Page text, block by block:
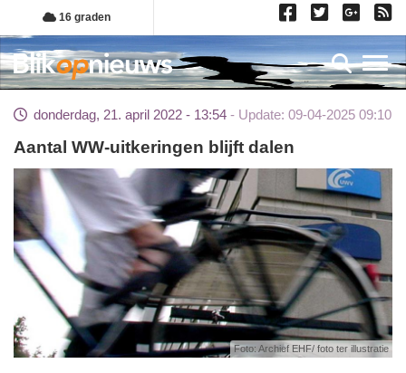
Overslaan
en
naar
de
gaan
16 graden
donderdag, 21. april 2022 - 13:54 Update: 09-04-2025 09:10
Aantal WW-uitkeringen blijft dalen
Foto: Archief EHF/ foto ter illustratie